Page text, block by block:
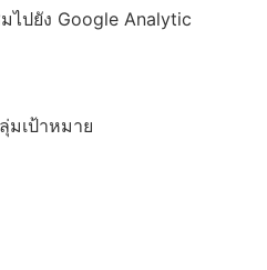
ไปยัง Google Analytic
มเป้าหมาย